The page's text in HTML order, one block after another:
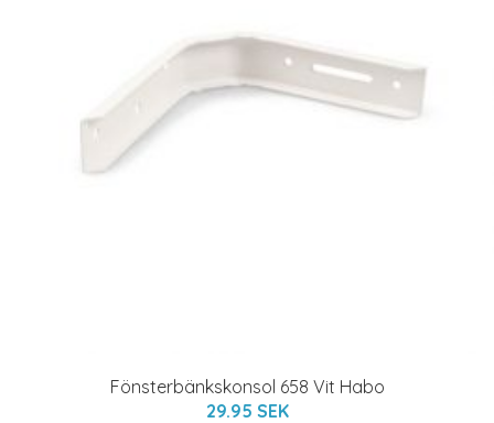
Fönsterbänkskonsol 658 Vit Habo
29.95 SEK